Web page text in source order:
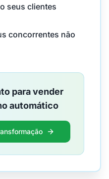
seus clientes
concorrentes não
para vender
automático